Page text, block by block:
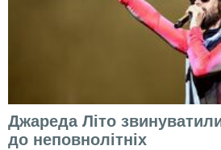
Джареда Літо
до неповнолітніх